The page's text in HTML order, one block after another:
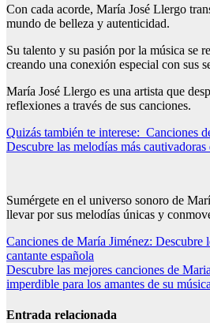
Con cada acorde, María José Llergo
mundo de belleza y autenticidad.
Su talento y su pasión por la música se
creando una conexión especial con sus
María José Llergo es una artista que
reflexiones a través de sus canciones.
Quizás también te interese: Canciones
Descubre las melodías más cautivadoras
Sumérgete en el universo sonoro de
llevar por sus melodías únicas y
Navegación
de
entradas
Canciones de María Jiménez: Descubre
cantante española
Descubre las mejores canciones de
imperdible para los amantes de su música
Entrada relacionada